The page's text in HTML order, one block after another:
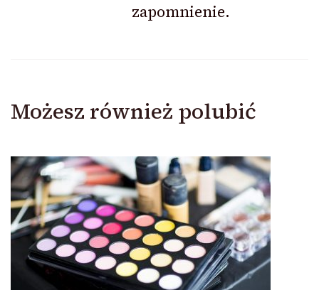
zapomnienie.
Możesz również polubić